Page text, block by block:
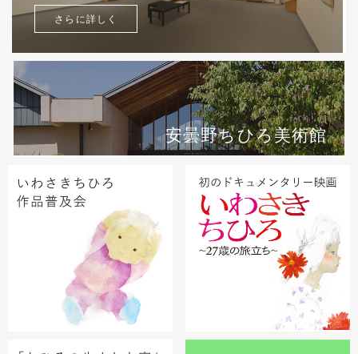
さらに詳しく
安曇野ちひろ美術館